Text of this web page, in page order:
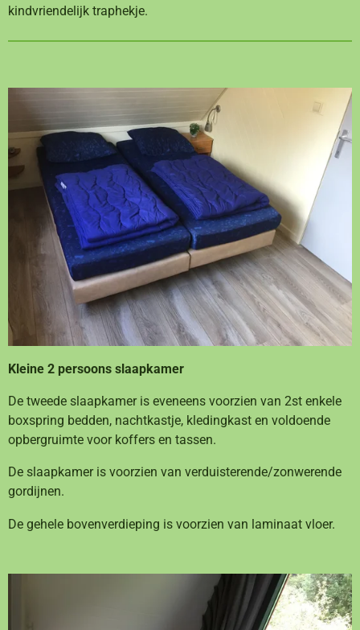
kindvriendelijk traphekje.
Kleine 2 persoons slaapkamer
De tweede slaapkamer is eveneens voorzien van 2st enkele
boxspring bedden, nachtkastje, kledingkast en voldoende
opbergruimte voor koffers en tassen.
De slaapkamer is voorzien van verduisterende/zonwerende
gordijnen.
De gehele bovenverdieping is voorzien van laminaat vloer.